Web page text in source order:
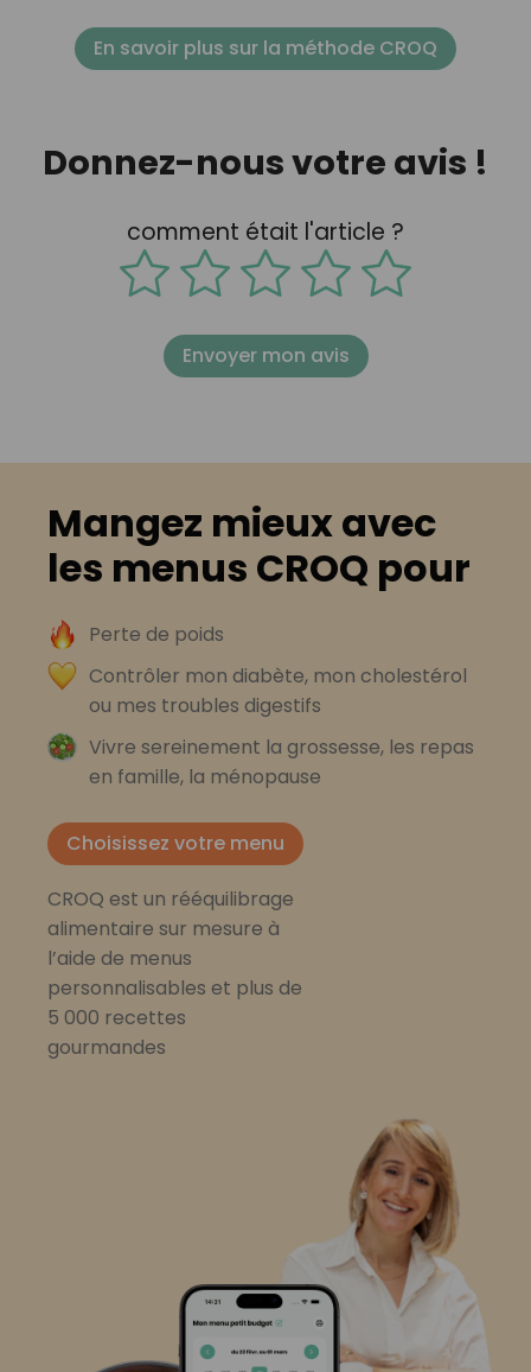
En savoir plus sur la méthode CROQ
Donnez-nous votre avis !
comment était l'article ?
Envoyer mon avis
Mangez mieux avec
les menus CROQ pour
Perte de poids
Contrôler mon diabète, mon cholestérol
ou mes troubles digestifs
Vivre sereinement la grossesse, les repas
en famille, la ménopause
Choisissez votre menu
CROQ est un rééquilibrage
alimentaire sur mesure à
l’aide de menus
personnalisables et plus de
5 000 recettes
gourmandes